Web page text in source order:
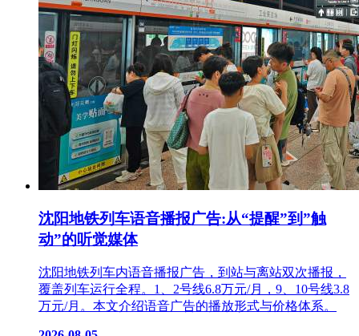
沈阳地铁列车语音播报广告:从“提醒”到”触
动”的听觉媒体
沈阳地铁列车内语音播报广告，到站与离站双次播报，
覆盖列车运行全程。1、2号线6.8万元/月，9、10号线3.8
万元/月。本文介绍语音广告的播放形式与价格体系。